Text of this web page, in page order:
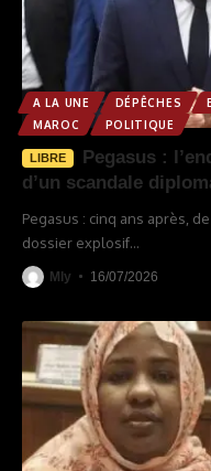
A LA UNE DÉPÊCHES
MAROC
POLITIQUE
LIBRE
Pegasus :
d’un scandale
Pegasus : cinq ans après,
dossier explosif…
Mly 16/07/2026